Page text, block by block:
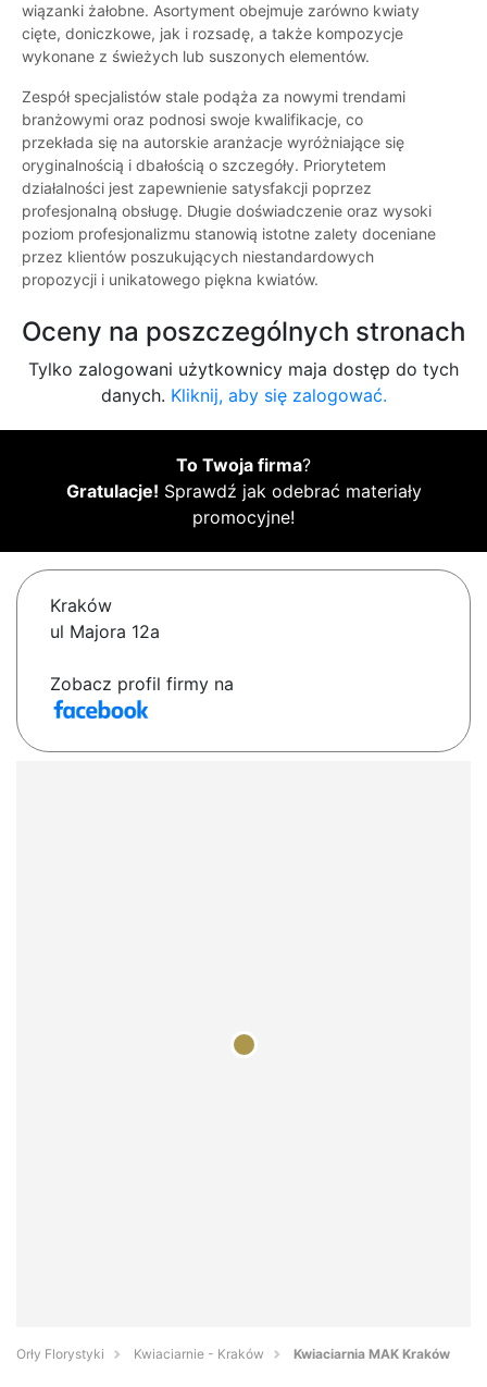
wiązanki żałobne. Asortyment obejmuje zarówno kwiaty
cięte, doniczkowe, jak i rozsadę, a także kompozycje
wykonane z świeżych lub suszonych elementów.
Zespół specjalistów stale podąża za nowymi trendami
branżowymi oraz podnosi swoje kwalifikacje, co
przekłada się na autorskie aranżacje wyróżniające się
oryginalnością i dbałością o szczegóły. Priorytetem
działalności jest zapewnienie satysfakcji poprzez
profesjonalną obsługę. Długie doświadczenie oraz wysoki
poziom profesjonalizmu stanowią istotne zalety doceniane
przez klientów poszukujących niestandardowych
propozycji i unikatowego piękna kwiatów.
Oceny na poszczególnych stronach
Tylko zalogowani użytkownicy maja dostęp do tych
danych. Kliknij, aby się zalogować.
To Twoja firma?
Gratulacje! Sprawdź jak odebrać materiały
promocyjne!
Kraków
ul Majora 12a
Zobacz profil firmy na
Orły Florystyki Kwiaciarnie - Kraków Kwiaciarnia MAK Kraków